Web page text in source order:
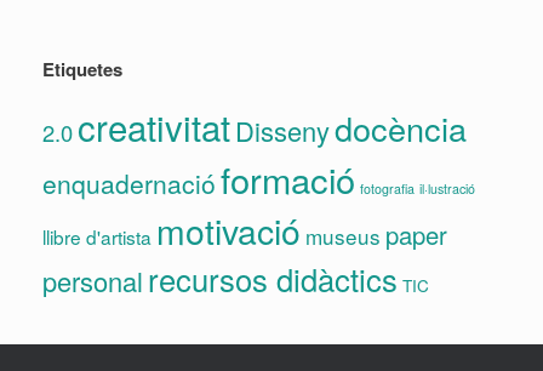
Etiquetes
2.0creativitatDissenydocència
enquadernacióformació fotografia il·lustració
llibre d'artista motivació museus paper
personalrecursos didàctics TIC